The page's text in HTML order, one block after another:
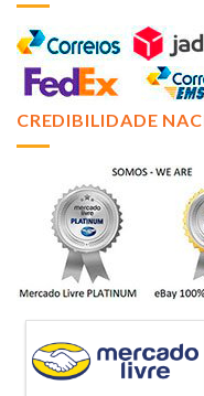
CREDIBILIDADE